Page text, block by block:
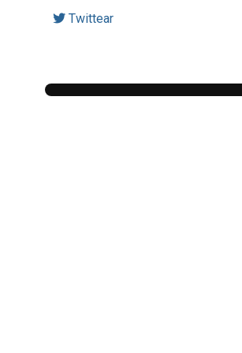
Twittear